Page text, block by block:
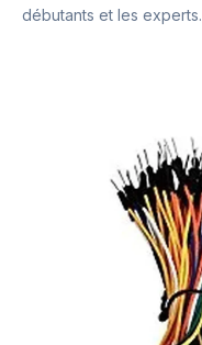
débutants et les experts.